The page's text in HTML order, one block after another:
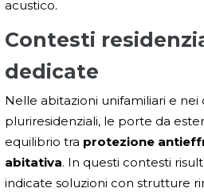
acustico.
Contesti
dedicate
Nelle abitazioni unifamiliari e nei
pluriresidenziali, le porte da
equilibrio tra protezione
abitativa. In questi contesti
indicate soluzioni con strutture